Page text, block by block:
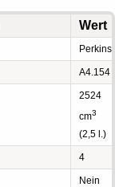
Wert
Perkins
A4.154
2524
cm3
(2,5 l.)
4
Nein